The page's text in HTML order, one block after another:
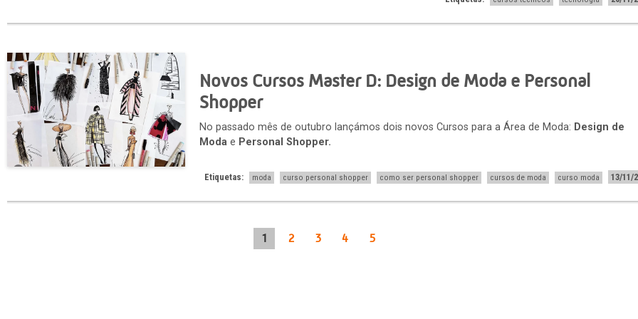
Novos Cursos Master D: Design de Moda e Personal
Shopper
No passado mês de outubro lançámos dois novos Cursos para a Área de Moda: Design de
Moda e Personal Shopper.
Etiquetas: moda curso personal shopper como ser personal shopper cursos de moda curso moda 13/11/
1 2 3 4 5